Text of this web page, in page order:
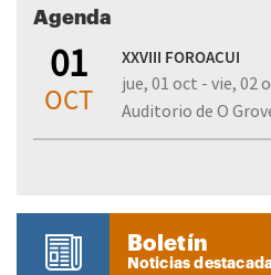
Agenda
01
OCT
XXVIII FOROACUI
jue, 01 oct - vie, 02
Auditorio de O
Boletín
Noticias